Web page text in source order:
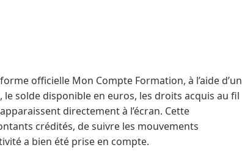
officielle Mon Compte Formation, à l’aide d’un
solde disponible en euros, les droits acquis au fil
directement à l’écran. Cette
crédités, de suivre les mouvements
a bien été prise en compte.